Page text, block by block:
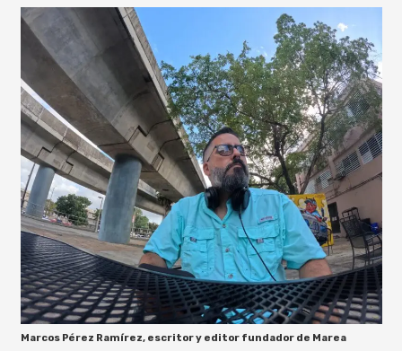
Marcos Pérez Ramírez, escritor y editor fundador de Marea